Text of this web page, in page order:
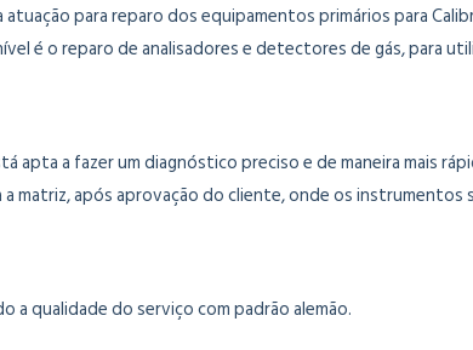
para reparo dos equipamentos primários para
o reparo de analisadores e detectores de gás, para
apta a fazer um diagnóstico preciso e de maneira mais
matriz, após aprovação do cliente, onde os instrumentos
a qualidade do serviço com padrão alemão.